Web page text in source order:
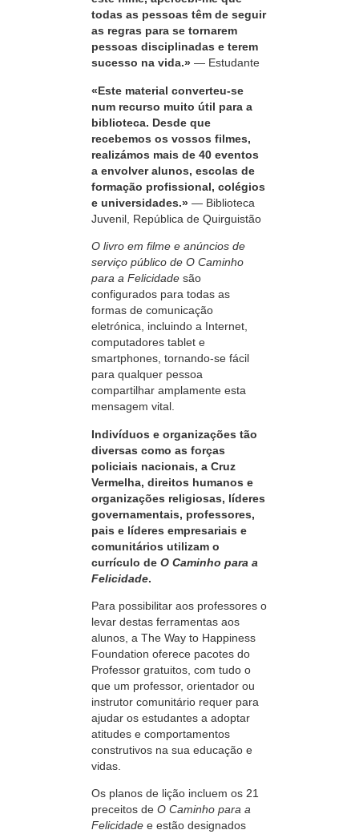
todas as pessoas têm de seguir
as regras para se tornarem
pessoas disciplinadas e terem
sucesso na vida.» — Estudante
«Este material converteu‑se
num recurso muito útil para a
biblioteca. Desde que
recebemos os vossos filmes,
realizámos mais de 40 eventos
a envolver alunos, escolas de
formação profissional, colégios
e universidades.» — Biblioteca
Juvenil, República de Quirguistão
O livro em filme e anúncios de
serviço público de O Caminho
para a Felicidade são
configurados para todas as
formas de comunicação
eletrónica, incluindo a Internet,
computadores tablet e
smartphones, tornando‑se fácil
para qualquer pessoa
compartilhar amplamente esta
mensagem vital.
Indivíduos e organizações tão
diversas como as forças
policiais nacionais, a Cruz
Vermelha, direitos humanos e
organizações religiosas, líderes
governamentais, professores,
pais e líderes empresariais e
comunitários utilizam o
currículo de O Caminho para a
Felicidade.
Para possibilitar aos professores o
levar destas ferramentas aos
alunos, a The Way to Happiness
Foundation oferece pacotes do
Professor gratuitos, com tudo o
que um professor, orientador ou
instrutor comunitário requer para
ajudar os estudantes a adoptar
atitudes e comportamentos
construtivos na sua educação e
vidas.
Os planos de lição incluem os 21
preceitos de O Caminho para a
Felicidade e estão designados